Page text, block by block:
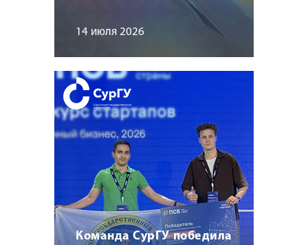
14 июля 2026
Команда СурГУ победила